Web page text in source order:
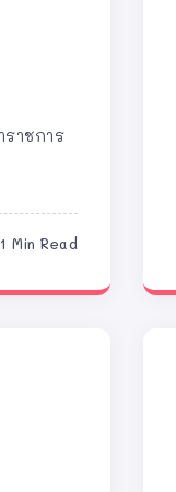
าชการ
1 Min Read